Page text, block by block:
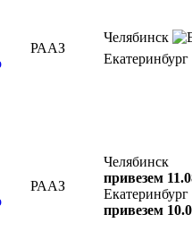
РААЗ
Челябинск
Екатеринбург
РААЗ
Челябинск
привезем
Екатеринбург
привезем